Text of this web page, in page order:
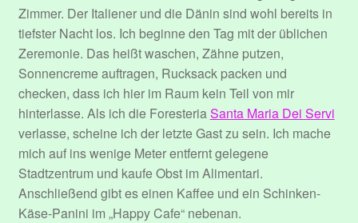
Event Organizers
Event Types
Events
Impressum
Konto
Zimmer. Der Italiener und die Dänin sind wohl bereits in
tiefster Nacht los. Ich beginne den Tag mit der üblichen
Zeremonie. Das heißt waschen, Zähne putzen,
Sonnencreme auftragen, Rucksack packen und
checken, dass ich hier im Raum kein Teil von mir
hinterlasse. Als ich die Foresteria Santa Maria Dei Servi
verlasse, scheine ich der letzte Gast zu sein. Ich mache
mich auf ins wenige Meter entfernt gelegene
Stadtzentrum und kaufe Obst im Alimentari.
Anschließend gibt es einen Kaffee und ein Schinken-
Käse-Panini im „Happy Cafe“ nebenan.